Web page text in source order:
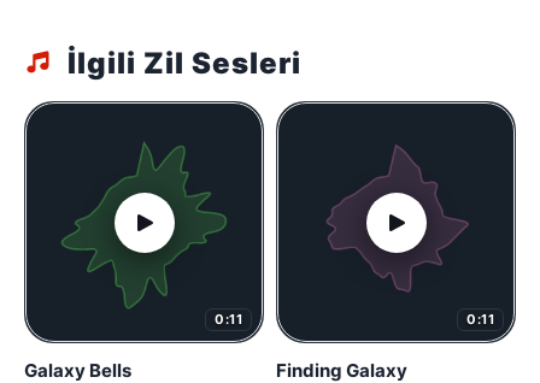
İlgili Zil Sesleri
0:11
Galaxy Bells
0:11
Finding Galaxy